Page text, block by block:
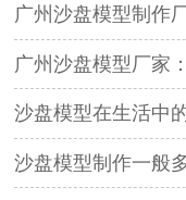
广州沙盘模型制作
广州沙盘模型厂家：
沙盘模型在生活中
沙盘模型制作一般